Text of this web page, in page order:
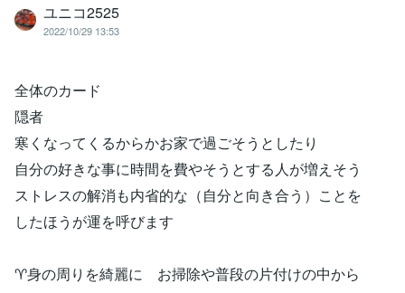
ユニコ2525
2022/10/29 13:53
全体のカード
隠者
寒くなってくるからかお家で過ごそうとしたり
自分の好きな事に時間を費やそうとする人が増えそう
ストレスの解消も内省的な（自分と向き合う）ことを
したほうが運を呼びます
♈身の周りを綺麗に お掃除や普段の片付けの中から